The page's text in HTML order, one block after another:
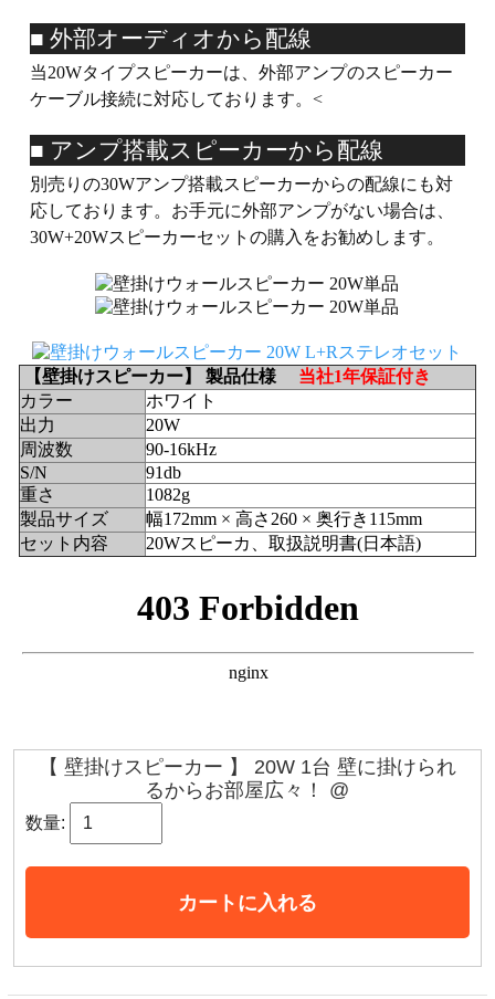
■ 外部オーディオから配線
当20Wタイプスピーカーは、外部アンプのスピーカー
ケーブル接続に対応しております。<
■ アンプ搭載スピーカーから配線
別売りの30Wアンプ搭載スピーカーからの配線にも対
応しております。お手元に外部アンプがない場合は、
30W+20Wスピーカーセットの購入をお勧めします。
【壁掛けスピーカー】 製品仕様
当社1年保証付き
カラー
ホワイト
出力
20W
周波数
90-16kHz
S/N
91db
重さ
1082g
製品サイズ
幅172mm × 高さ260 × 奥行き115mm
セット内容
20Wスピーカ、取扱説明書(日本語)
【 壁掛けスピーカー 】 20W 1台 壁に掛けられ
るからお部屋広々！ @
数量:
カートに入れる